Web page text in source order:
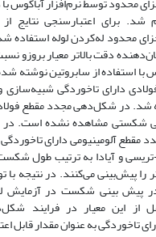
برای اعتبارسنجی نتایج
محدود له‌کردن لوله استفاده
دقت بالاتر معیار بروزو
استفاده از سابروتین نوشته
دارای تاخوردگی شبیه‌سازی و
شد. در شکل‌دهی مجدد مقطع
شکستی مشاهده نشده است. در
آلومینیومی دارای
را پیش‌بینی می‌کنند. در نتیجه
در پیش بینی شکست در آزمایش
این معیار در فرایند
تاخوردگی به عنوان مقدار قابل